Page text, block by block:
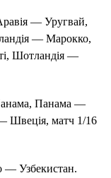
— Уругвай,
— Марокко,
Шотландія —
Панама —
Швеція, матч 1/16
— Узбекистан.